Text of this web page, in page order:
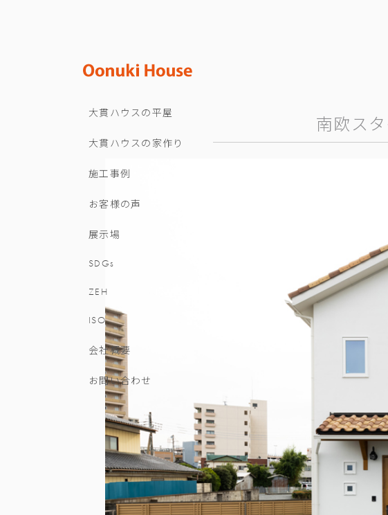
大貫ハウスの平屋
大貫ハウスの家作り
施工事例
お客様の声
展示場
SDGs
ZEH
ISO
会社概要
お問い合わせ
南欧ス